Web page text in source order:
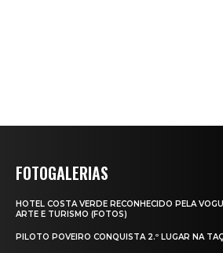
FOTOGALERIAS
HOTEL COSTA VERDE RECONHECIDO PELA
ARTE E TURISMO (FOTOS)
PILOTO POVEIRO CONQUISTA 2.º LUGAR NA